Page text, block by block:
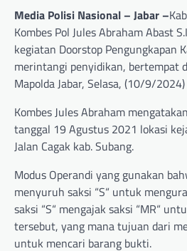
Media Polisi Nasional – Jabar –
Kombes Pol Jules Abraham Abast
kegiatan Doorstop Pengungkapan
merintangi penyidikan, bertempat
Mapolda Jabar, Selasa, (10/9/2024)
Kombes Jules Abraham
tanggal 19 Agustus 2021 lokasi
Jalan Cagak kab. Subang.
Modus Operandi yang gunakan
menyuruh saksi “S“ untuk
saksi “S“ mengajak saksi “MR“
tersebut, yang mana tujuan dari
untuk mencari barang bukti.